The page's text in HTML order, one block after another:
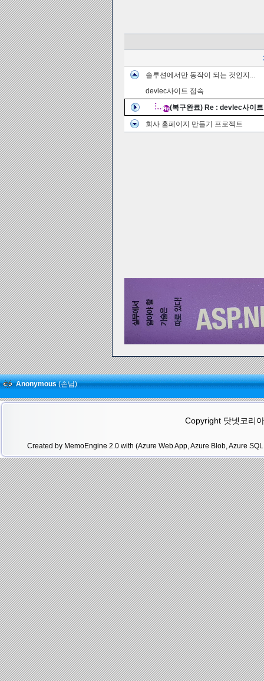
솔루션에서만 동작이 되는 것인지...
devlec사이트 접속
(복구완료) Re : devlec사이
회사 홈페이지 만들기 프로젝트
Anonymous(손님)
Copyright 닷넷코리
Created by MemoEngine 2.0 with (Azure Web App, Azure Blob, Azure